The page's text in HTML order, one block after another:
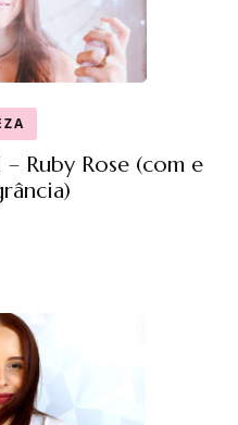
– Ruby Rose (com e